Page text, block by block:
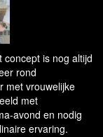
is nog altijd
rond
met vrouwelijke
met
avond en nodig
ervaring.